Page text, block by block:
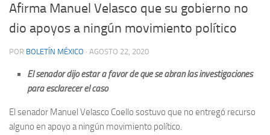
Afirma Manuel Velasco que su gobierno no
dio apoyos a ningún movimiento político
POR BOLETÍN MÉXICO · AGOSTO 22, 2020
El senador dijo estar a favor de que se abran las investigaciones
para esclarecer el caso
El senador Manuel Velasco Coello sostuvo que no entregó recurso
alguno en apoyo a ningún movimiento político.